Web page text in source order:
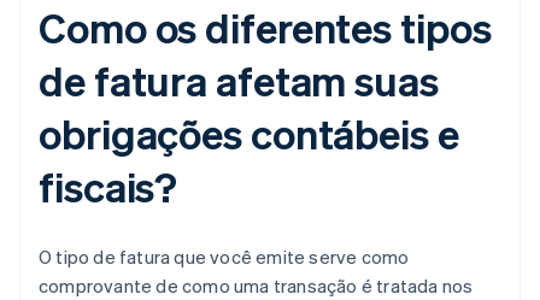
Como os diferentes tipos
de fatura afetam suas
obrigações contábeis e
fiscais?
O tipo de fatura que você emite serve como
comprovante de como uma transação é tratada nos